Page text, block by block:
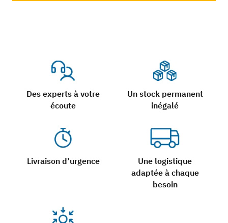
Des experts à votre
écoute
Un stock permanent
inégalé
Livraison d’urgence
Une logistique
adaptée à chaque
besoin